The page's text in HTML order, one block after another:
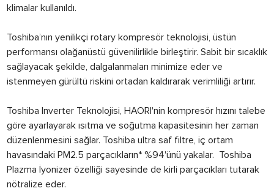
klimalar kullanıldı.
Toshiba’nın yenilikçi rotary kompresör teknolojisi, üstün
performansı olağanüstü güvenilirlikle birleştirir. Sabit bir sıcaklık
sağlayacak şekilde, dalgalanmaları minimize eder ve
istenmeyen gürültü riskini ortadan kaldırarak verimliliği artırır.
Toshiba Inverter Teknolojisi, HAORI'nin kompresör hızını talebe
göre ayarlayarak ısıtma ve soğutma kapasitesinin her zaman
düzenlenmesini sağlar. Toshiba ultra saf filtre, iç ortam
havasındaki PM2.5 parçacıkların* %94'ünü yakalar. Toshiba
Plazma İyonizer özelliği sayesinde de kirli parçacıkları tutarak
nötralize eder.